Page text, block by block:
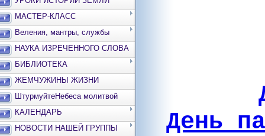
МАСТЕР-КЛАСС
Веления, мантры, службы
НАУКА ИЗРЕЧЕННОГО СЛОВА
БИБЛИОТЕКА
ЖЕМЧУЖИНЫ ЖИЗНИ
ШтурмуйтеНебеса молитвой
КАЛЕНДАРЬ
НОВОСТИ НАШЕЙ ГРУППЫ
День